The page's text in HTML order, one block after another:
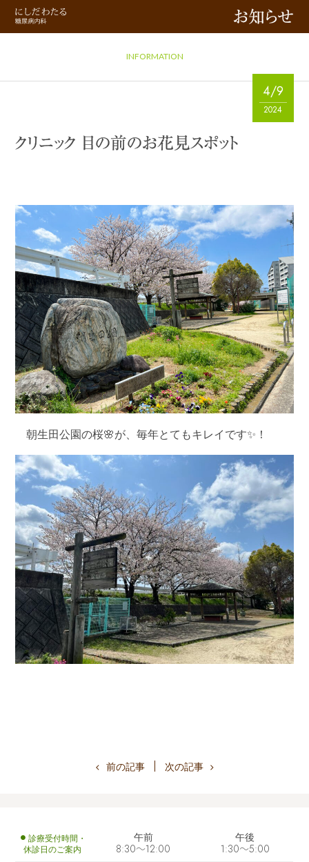
お知らせ
INFORMATION
4/9
2024
クリニック 目の前のお花見スポット
朝生田公園の桜🌸が、毎年とてもキレイです✨！
前の記事 次の記事
診療受付時間・
休診日のご案内
午前
8:30～12:00
午後
1:30～5:00